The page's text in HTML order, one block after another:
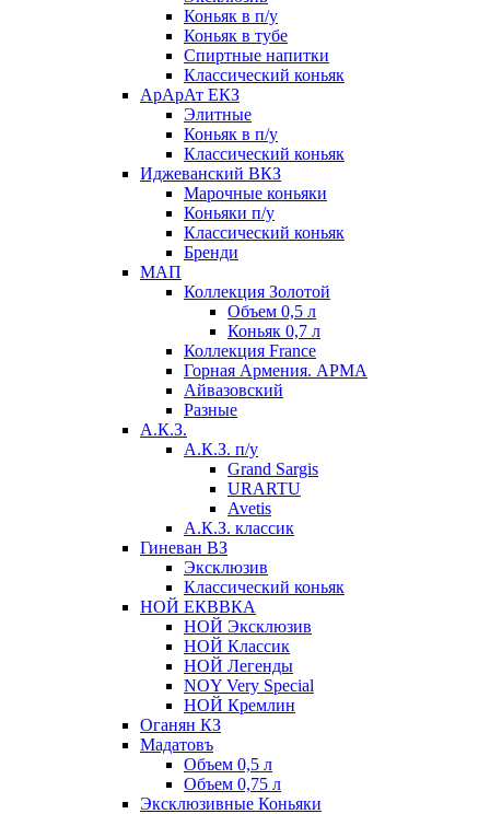
Коньяк в п/у
Коньяк в тубе
Спиртные напитки
Классический коньяк
АрАрАт ЕКЗ
Элитные
Коньяк в п/у
Классический коньяк
Иджеванский ВКЗ
Марочные коньяки
Коньяки п/у
Классический коньяк
Бренди
МАП
Коллекция Золотой
Объем 0,5 л
Коньяк 0,7 л
Коллекция France
Горная Армения. АРМА
Айвазовский
Разные
А.К.З.
А.К.З. п/у
Grand Sargis
URARTU
Avetis
А.К.З. классик
Гиневан ВЗ
Эксклюзив
Классический коньяк
НОЙ ЕКВВКА
НОЙ Эксклюзив
НОЙ Классик
НОЙ Легенды
NOY Very Speсial
НОЙ Кремлин
Оганян КЗ
Мадатовъ
Объем 0,5 л
Объем 0,75 л
Эксклюзивные Коньяки